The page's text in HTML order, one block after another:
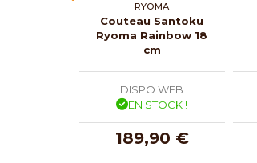
RYOMA
Couteau Santoku
Ryoma Rainbow 18
cm
DISPO WEB
EN STOCK !
189,90 €